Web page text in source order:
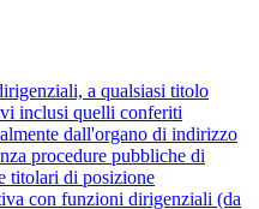
a qualsiasi titolo
inclusi quelli conferiti
dall'organo di indirizzo
procedure pubbliche di
titolari di posizione
con funzioni dirigenziali (da